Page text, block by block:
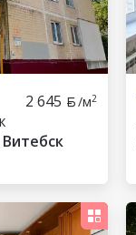
2 645 /м2